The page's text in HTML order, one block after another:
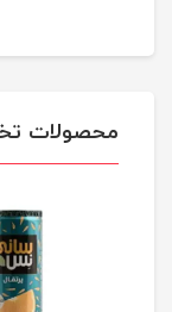
محصولات